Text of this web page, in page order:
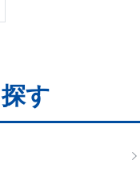
す